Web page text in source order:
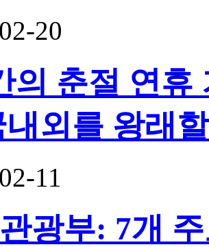
20
의 춘절 연휴
내외를 왕래
11
광부: 7개